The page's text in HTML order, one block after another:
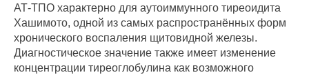
АТ-ТПО характерно для аутоиммунного тиреоидита
Хашимото, одной из самых распространённых форм
хронического воспаления щитовидной железы.
Диагностическое значение также имеет изменение
концентрации тиреоглобулина как возможного